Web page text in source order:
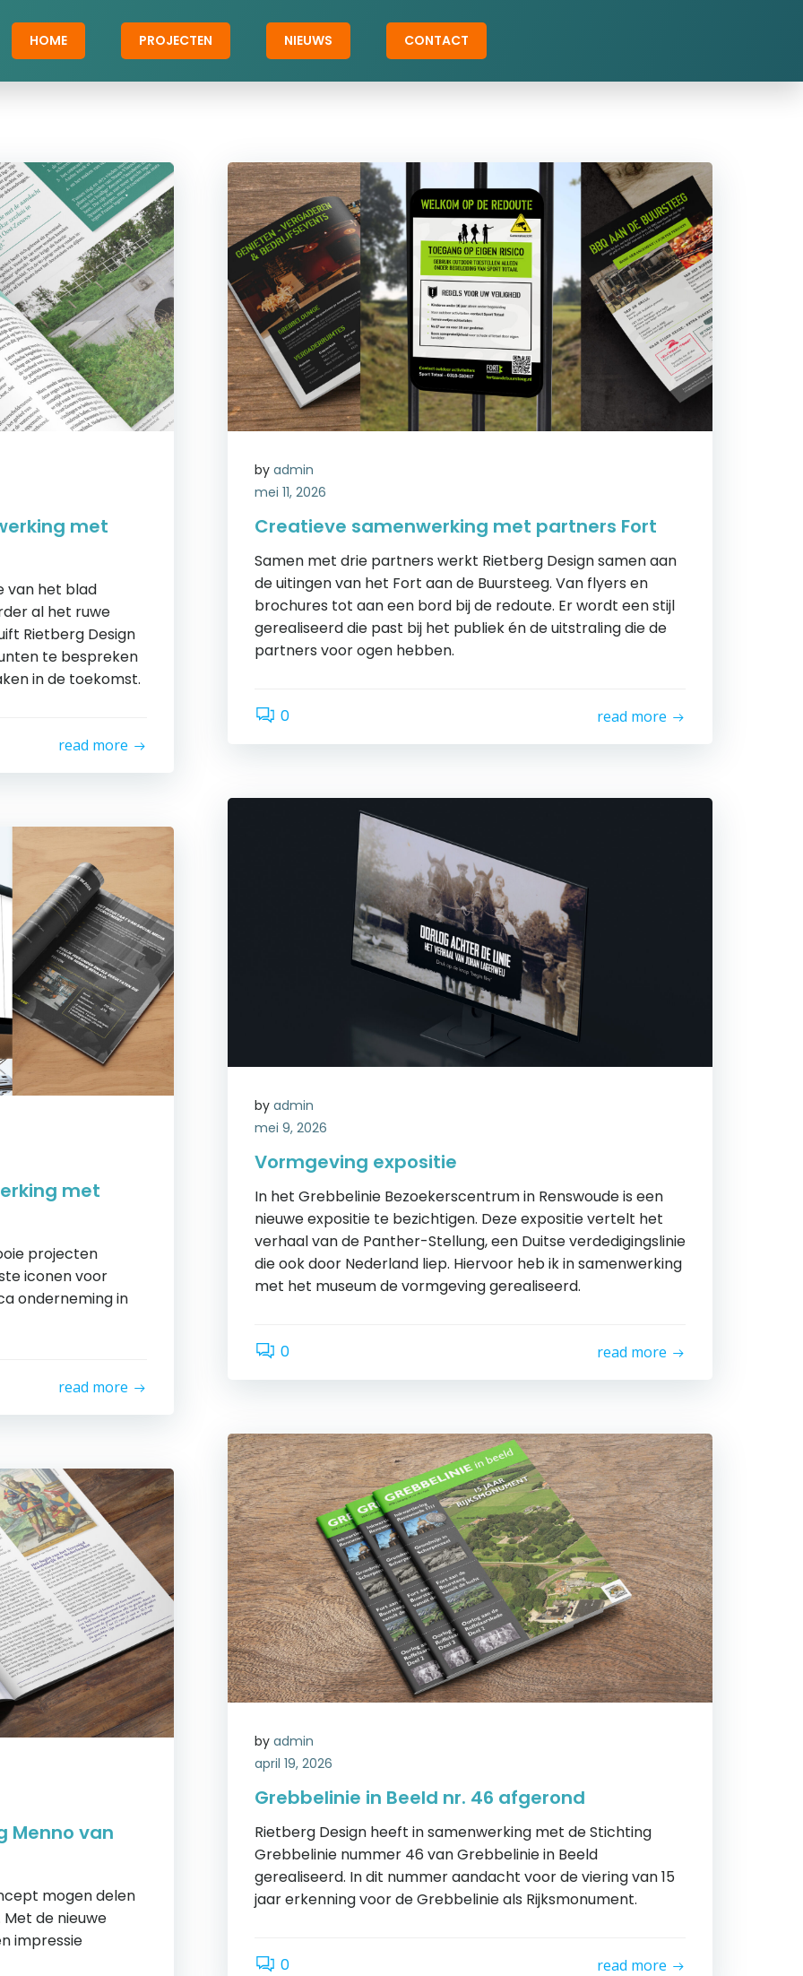
HOME PROJECTEN NIEUWS CONTACT
met
van het blad
al het ruwe
Rietberg Design
te bespreken
in de toekomst.
read more
by admin
mei 11, 2026
Creatieve samenwerking met partners Fort
Samen met drie partners werkt Rietberg Design samen aan
de uitingen van het Fort aan de Buursteeg. Van flyers en
brochures tot aan een bord bij de redoute. Er wordt een stijl
gerealiseerd die past bij het publiek én de uitstraling die de
partners voor ogen hebben.
0 read more
by admin
mei 9, 2026
Vormgeving expositie
In het Grebbelinie Bezoekerscentrum in Renswoude is een
nieuwe expositie te bezichtigen. Deze expositie vertelt het
verhaal van de Panther-Stellung, een Duitse verdedigingslinie
die ook door Nederland liep. Hiervoor heb ik in samenwerking
met het museum de vormgeving gerealiseerd.
0 read more
met
projecten
iconen voor
onderneming in
read more
by admin
april 19, 2026
Grebbelinie in Beeld nr. 46 afgerond
Rietberg Design heeft in samenwerking met de Stichting
Grebbelinie nummer 46 van Grebbelinie in Beeld
gerealiseerd. In dit nummer aandacht voor de viering van 15
jaar erkenning voor de Grebbelinie als Rijksmonument.
0 read more
Menno van
mogen delen
de nieuwe
impressie